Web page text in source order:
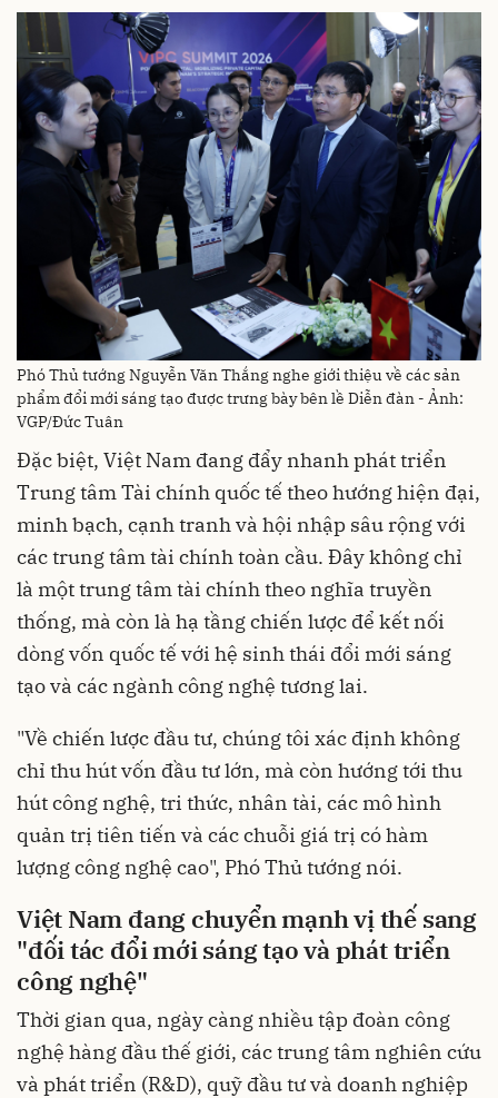
Phó Thủ tướng Nguyễn Văn Thắng nghe giới thiệu về các sản
phẩm đổi mới sáng tạo được trưng bày bên lề Diễn đàn - Ảnh:
VGP/Đức Tuân
Đặc biệt, Việt Nam đang đẩy nhanh phát triển
Trung tâm Tài chính quốc tế theo hướng hiện đại,
minh bạch, cạnh tranh và hội nhập sâu rộng với
các trung tâm tài chính toàn cầu. Đây không chỉ
là một trung tâm tài chính theo nghĩa truyền
thống, mà còn là hạ tầng chiến lược để kết nối
dòng vốn quốc tế với hệ sinh thái đổi mới sáng
tạo và các ngành công nghệ tương lai.
"Về chiến lược đầu tư, chúng tôi xác định không
chỉ thu hút vốn đầu tư lớn, mà còn hướng tới thu
hút công nghệ, tri thức, nhân tài, các mô hình
quản trị tiên tiến và các chuỗi giá trị có hàm
lượng công nghệ cao", Phó Thủ tướng nói.
Việt Nam đang chuyển mạnh vị thế sang
"đối tác đổi mới sáng tạo và phát triển
công nghệ"
Thời gian qua, ngày càng nhiều tập đoàn công
nghệ hàng đầu thế giới, các trung tâm nghiên cứu
và phát triển (R&D), quỹ đầu tư và doanh nghiệp